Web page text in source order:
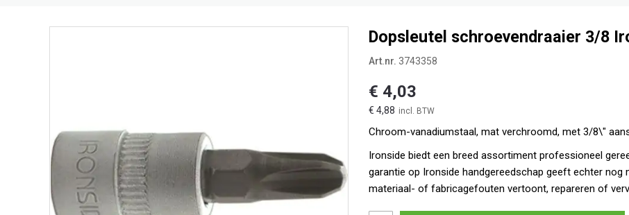
Dopsleutel schroevendraaier 3/8
Art.nr. 3743358
€ 4,88
€ 4,03
Chroom-vanadiumstaal, mat verchroomd, met 3/8\"
Ironside biedt een breed assortiment professioneel
garantie op Ironside handgereedschap geeft echter nog
materiaal- of fabricagefouten vertoont, repareren of